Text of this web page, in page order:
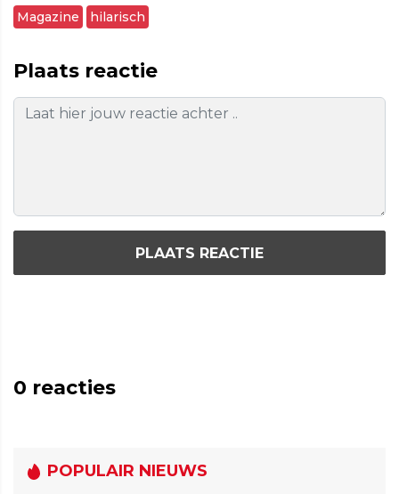
Magazine hilarisch
Plaats reactie
PLAATS REACTIE
0 reacties
POPULAIR NIEUWS